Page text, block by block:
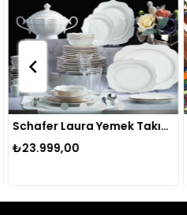
Schafer Laura Yemek Takımı 60 Parça 1s4222-01001
₺23.999,00